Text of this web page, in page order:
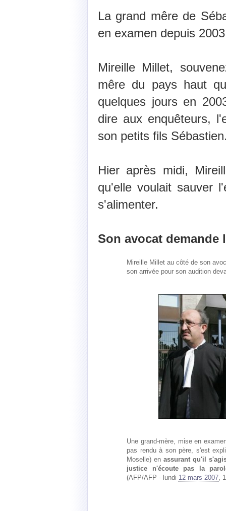
La grand mêre de
en examen depuis
Mireille Millet,
mêre du pays haut
quelques jours en
dire aux enquêteurs,
son petits fils
Hier après midi,
qu'elle voulait sauver
s'alimenter.
Son avocat demande
Mireille Millet au côté de son
son arrivée pour son audition
Une grand-mère, mise en
pas rendu à son père, s'est
Moselle) en assurant qu'il
justice n'écoute pas la
(AFP/AFP - lundi 12 mars 2007,